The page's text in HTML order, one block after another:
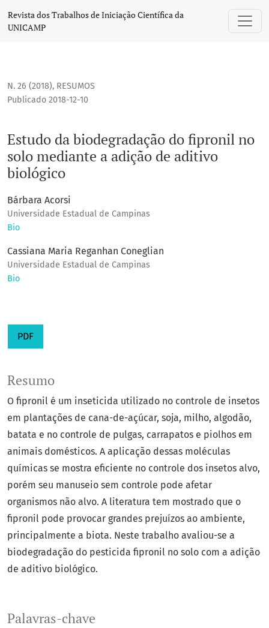
Estudo da biodegradação do fipronil no solo mediante a
Revista dos Trabalhos de Iniciação Científica da
UNICAMP
N. 26 (2018), RESUMOS
Estudo da biodegradação do fipronil no
solo mediante a adição de aditivo
biológico
Publicado 2018-12-10
Bárbara Acorsi
Universidade Estadual de Campinas
Bio
Cassiana Maria Reganhan Coneglian
Universidade Estadual de Campinas
Bio
PDF
Palavras-chave
Resumo
O fipronil é um inseticida utilizado no controle de insetos
em plantações de cana-de-açúcar, soja, milho, algodão,
batata e no controle de pulgas, carrapatos e piolhos em
animais domésticos. A aplicação dessas moléculas
químicas se mostra eficiente no controle dos insetos alvo,
porém seu manuseio sem controle pode afetar
organismos não alvo. A literatura tem mostrado que o
fipronil pode provocar grandes prejuízos ao ambiente,
principalmente a biota. Neste trabalho avaliou-se a
biodegradação do pesticida fipronil no solo com a adição
de aditivo biológico.